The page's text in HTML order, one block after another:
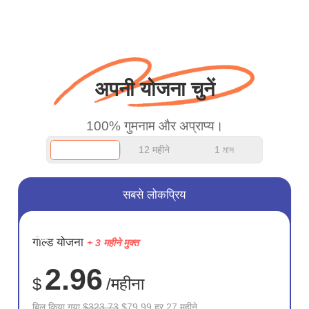
अपनी योजना चुनें
100% गुमनाम और अप्राप्य।
12 महीने 1 মাস
सहेजें
75%
सबसे लोकप्रिय
गोल्ड योजना + 3 महीने मुक्त
$ 2.96 /महीना